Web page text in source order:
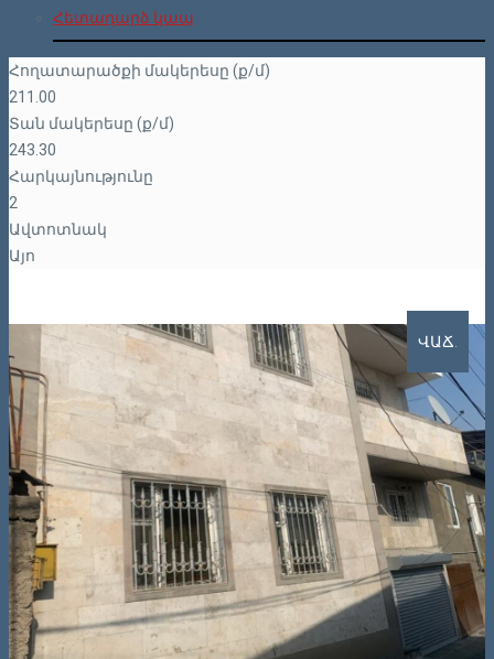
Հետադարձ կապ
Հողատարածքի մակերեսը (ք/մ)
211.00
Տան մակերեսը (ք/մ)
243.30
Հարկայնությունը
2
Ավտոտնակ
Այո
ՎԱՃ.